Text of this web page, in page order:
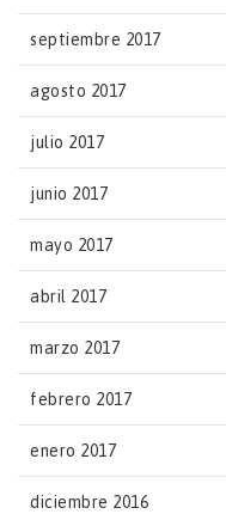
septiembre 2017
agosto 2017
julio 2017
junio 2017
mayo 2017
abril 2017
marzo 2017
febrero 2017
enero 2017
diciembre 2016